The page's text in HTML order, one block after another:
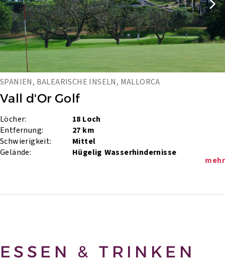
SPANIEN, BALEARISCHE INSELN, MALLORCA
Vall d'Or Golf
Löcher:
18 Loch
Entfernung:
27 km
Schwierigkeit:
Mittel
Gelände:
Hügelig Wasserhindernisse
mehr
ESSEN & TRINKEN